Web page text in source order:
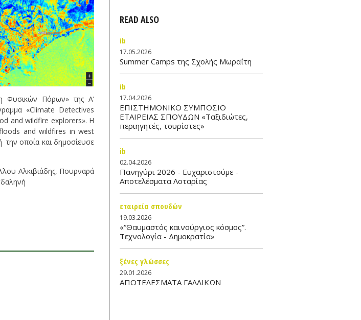
Φυσικών Πόρων» της A’
«Climate Detectives
and wildfire explorers». Η
and wildfires in west
την οποία και δημοσίευσε
Αλκιβιάδης, Πουρναρά
READ ALSO
ib
17.05.2026
Summer Camps της Σχολής Μωραΐτη
ib
17.04.2026
ΕΠΙΣΤΗΜΟΝΙΚΟ ΣΥΜΠΟΣΙΟ
ΕΤΑΙΡΕΙΑΣ ΣΠΟΥΔΩΝ «Ταξιδιώτες,
περιηγητές, τουρίστες»
ib
02.04.2026
Πανηγύρι 2026 - Ευχαριστούμε -
Αποτελέσματα Λοταρίας
εταιρεία σπουδών
19.03.2026
«“Θαυμαστός καινούργιος κόσμος”.
Τεχνολογία - Δημοκρατία»
ξένες γλώσσες
29.01.2026
ΑΠΟΤΕΛΕΣΜΑΤΑ ΓΑΛΛΙΚΩΝ